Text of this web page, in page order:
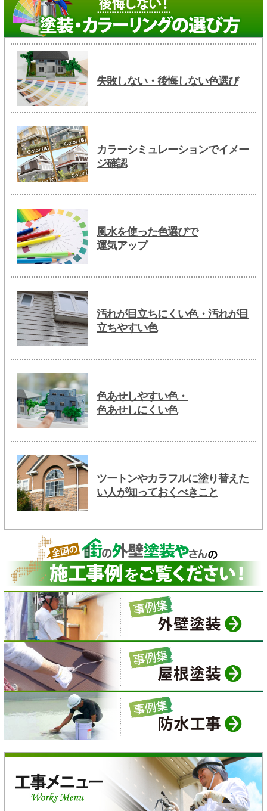
失敗しない・後悔しない色選び
カラーシミュレーションでイメー
ジ確認
風水を使った色選びで
運気アップ
汚れが目立ちにくい色・汚れが目
立ちやすい色
色あせしやすい色・
色あせしにくい色
ツートンやカラフルに塗り替えた
い人が知っておくべきこと